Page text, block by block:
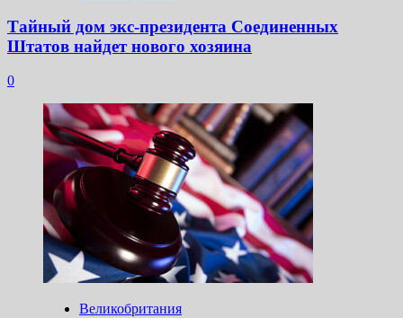
Тайный дом экс-президента Соединенных
Штатов найдет нового хозяина
0
Великобритания